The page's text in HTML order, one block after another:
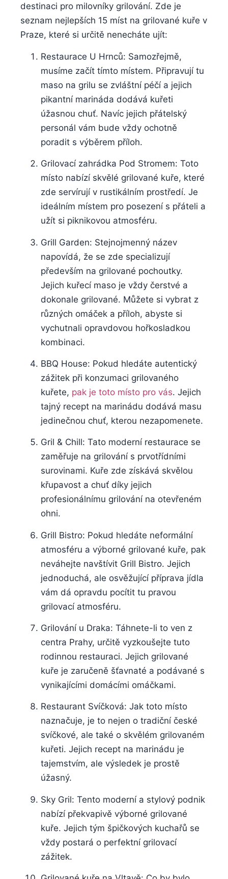
destinaci pro milovníky grilování. Zde je
seznam nejlepších‌ 15 míst ‍na grilované kuře v
Praze, které si určitě nenecháte ujít:
Restaurace U Hrnců: Samozřejmě,
musíme začít‍ tímto místem.⁣ Připravují tu
maso na grilu se zvláštní péčí a jejich
pikantní marináda dodává kuřeti
úžasnou chuť. Navíc jejich přátelský
⁤personál vám ⁣bude vždy ochotně
poradit s výběrem ⁢příloh.
Grilovací zahrádka Pod ‍Stromem:‍ Toto
místo nabízí skvělé grilované ‌kuře, které
zde ⁣servírují v ⁤rustikálním⁢ prostředí.‍ Je
ideálním⁤ místem pro posezení s ⁤přáteli a
užít si piknikovou atmosféru.
Grill⁢ Garden: Stejnojmenný název
napovídá,​ že se zde ‌specializují
především na grilované ⁢pochoutky.⁤
Jejich kuřecí maso je vždy čerstvé‌ a
dokonale​ grilované. Můžete si vybrat z
různých omáček a příloh, abyste ⁤si
vychutnali​ opravdovou hořkosladkou
kombinaci.
BBQ House: Pokud ⁢hledáte autentický
zážitek⁣ při konzumaci grilovaného
kuřete, pak je toto místo pro vás. Jejich
tajný recept​ na marinádu dodává masu
jedinečnou ⁢chuť, kterou nezapomenete.
Gril & ‌Chill: Tato ‌moderní restaurace se
‍zaměřuje na grilování​ s prvotřídními
surovinami.​ Kuře zde získává skvělou ​
křupavost⁢ a chuť díky jejich
⁢profesionálnímu grilování na otevřeném
ohni.
Grill ⁢Bistro: Pokud hledáte neformální
atmosféru a výborné⁢ grilované kuře, pak
neváhejte ‍navštívit Grill Bistro. Jejich
jednoduchá, ale osvěžující příprava jídla
vám‌ dá opravdu pocítit tu pravou
grilovací atmosféru.
Grilování u Draka: Táhnete-li to ven⁢ z
centra Prahy, určitě⁣ vyzkoušejte tuto
⁤rodinnou restauraci. Jejich ‍grilované
kuře je zaručeně šťavnaté ⁣a podávané s
vynikajícími⁤ domácími omáčkami.
Restaurant Svíčková: Jak toto místo
naznačuje, je to ⁤nejen o tradiční české
svíčkové, ale také o ⁤skvělém grilovaném
kuřeti. Jejich recept na marinádu je
tajemstvím, ale‍ výsledek je prostě
úžasný.
Sky Gril:‌ Tento moderní a stylový podnik
nabízí⁣ překvapivě výborné grilované
kuře.⁣ Jejich tým špičkových kuchařů⁢ se
vždy postará o ‌perfektní grilovací‌
zážitek.